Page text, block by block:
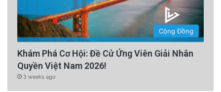
Cộng Đồng
Khám Phá Cơ Hội: Đề Cử Ứng Viên Giải Nhân
Quyền Việt Nam 2026!
3 weeks ago